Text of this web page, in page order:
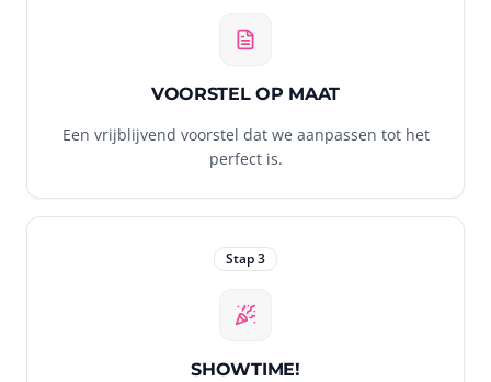
VOORSTEL OP MAAT
Een vrijblijvend voorstel dat we aanpassen tot het
perfect is.
Stap3
SHOWTIME!